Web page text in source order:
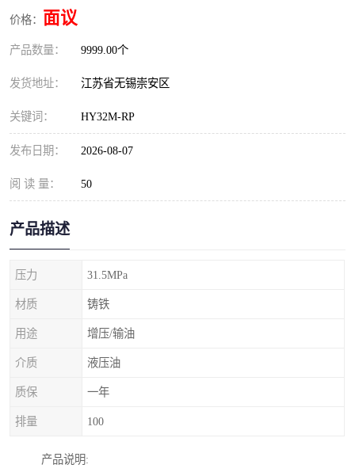
价格： 面议
产品数量： 9999.00个
发货地址： 江苏省无锡崇安区
关键词： HY32M-RP
发布日期： 2026-08-07
阅 读 量： 50
产品描述
压力 31.5MPa
材质 铸铁
用途 增压/输油
介质 液压油
质保 一年
排量 100
产品说明: